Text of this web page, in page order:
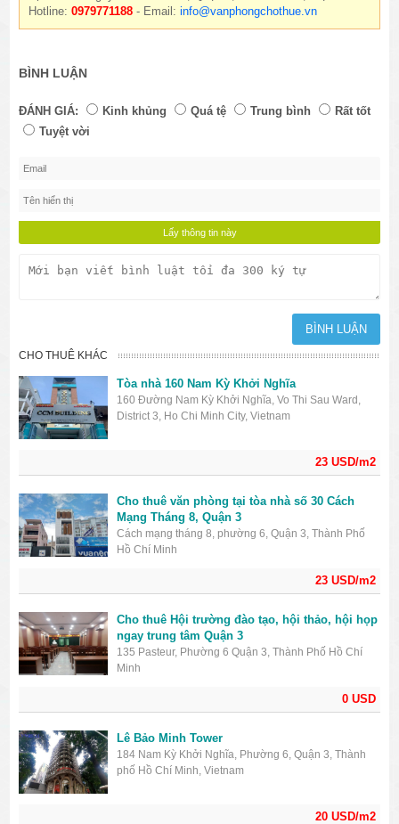
Hotline:0979771188 - Email:info@vanphongchothue.vn
BÌNH LUẬN
ĐÁNH GIÁ: Kinh khủng Quá tệ Trung bình
Rất tốt
Tuyệt vời
CHO THUÊ KHÁC
23 USD/m2
Tòa nhà 160 Nam Kỳ Khởi Nghĩa
160 Đường Nam Kỳ Khởi Nghĩa, Vo Thi Sau Ward,
District 3, Ho Chi Minh City, Vietnam
23 USD/m2
Cho thuê văn phòng tại tòa nhà số 30 Cách
Mạng Tháng 8, Quận 3
Cách mạng tháng 8, phường 6, Quận 3, Thành Phố
Hồ Chí Minh
0 USD
Cho thuê Hội trường đào tạo, hội thảo, hội họp
ngay trung tâm Quận 3
135 Pasteur, Phường 6 Quận 3, Thành Phố Hồ Chí
Minh
20 USD/m2
Lê Bảo Minh Tower
184 Nam Kỳ Khởi Nghĩa, Phường 6, Quận 3, Thành
phố Hồ Chí Minh, Vietnam